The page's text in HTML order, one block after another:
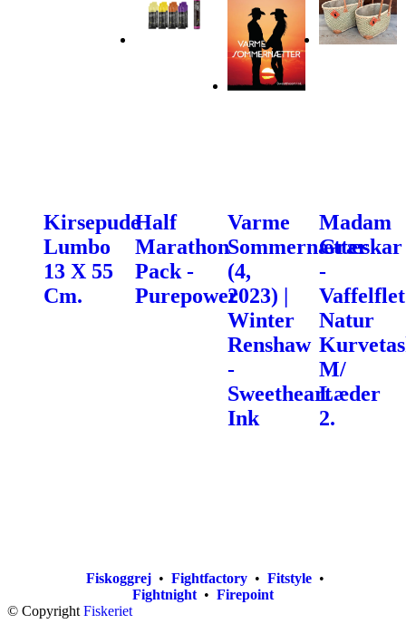
Kirsepude
Lumbo
13 X 55
Cm.
Half
Marathon
Pack -
Purepower
Varme
Sommernætter
(4,
2023) |
Winter
Renshaw
-
Sweetheart
Ink
Madam
Græskar
-
Vaffelflet
Natur
M/
Læder
2.
Fiskoggrej• Fightfactory• Fitstyle•
Fightnight • Firepoint
© Copyright Fiskeriet